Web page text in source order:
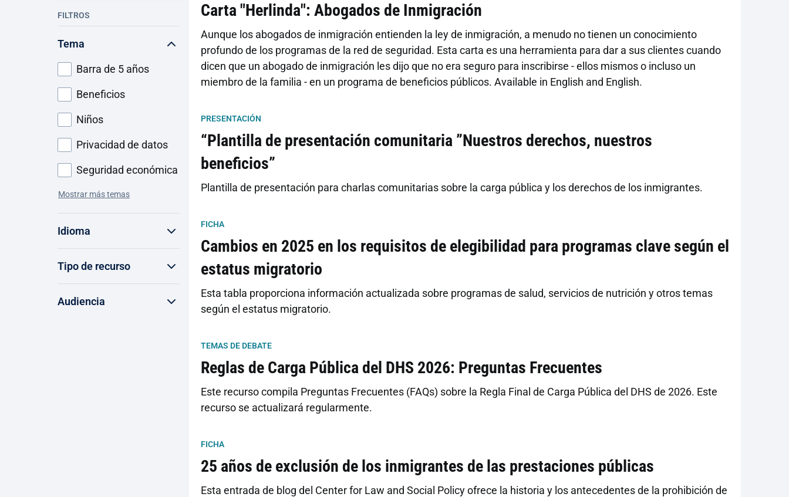
FILTROS
Tema
Barra de 5 años
Beneficios
Niños
Privacidad de datos
Seguridad económica
Mostrar más temas
Idioma
Tipo de recurso
Audiencia
Carta "Herlinda": Abogados de Inmigración
Aunque los abogados de inmigración entienden la ley de inmigración, a menudo no tienen un conocimiento
profundo de los programas de la red de seguridad. Esta carta es una herramienta para dar a sus clientes cuando
dicen que un abogado de inmigración les dijo que no era seguro para inscribirse - ellos mismos o incluso un
miembro de la familia - en un programa de beneficios públicos. Available in English and English.
PRESENTACIÓN
“Plantilla de presentación comunitaria ”Nuestros derechos, nuestros
beneficios”
Plantilla de presentación para charlas comunitarias sobre la carga pública y los derechos de los inmigrantes.
FICHA
Cambios en 2025 en los requisitos de elegibilidad para programas clave según el
estatus migratorio
Esta tabla proporciona información actualizada sobre programas de salud, servicios de nutrición y otros temas
según el estatus migratorio.
TEMAS DE DEBATE
Reglas de Carga Pública del DHS 2026: Preguntas Frecuentes
Este recurso compila Preguntas Frecuentes (FAQs) sobre la Regla Final de Carga Pública del DHS de 2026. Este
recurso se actualizará regularmente.
FICHA
25 años de exclusión de los inmigrantes de las prestaciones públicas
Esta entrada de blog del Center for Law and Social Policy ofrece la historia y los antecedentes de la prohibición de